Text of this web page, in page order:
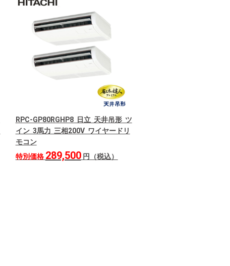
RPC-GP80RGHP8 日立 天井吊形 ツ
イン 3馬力 三相200V ワイヤードリ
モコン
特別価格 289,500円（税込）